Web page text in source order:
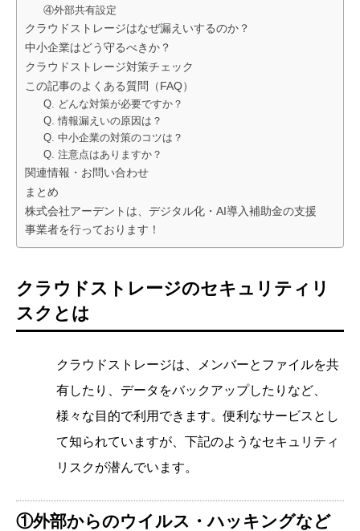
④外部共有設定
クラウドストレージはなぜ漏えいするのか？
中小企業はどう守るべきか？
クラウドストレージ対策チェック
この記事のよくある質問（FAQ）
Q. どんな対策が必要ですか？
Q. 情報漏えいの原因は？
Q. 中小企業の対策のコツは？
Q. 注意点はありますか？
関連情報・お問い合わせ
まとめ
株式会社アーデントは、デジタル化・AI導入補助金の支援
事業者を行っております！
クラウドストレージのセキュリティリ
スクとは
クラウドストレージは、メンバーとファイルを共
有したり、データをバックアップしたりなど、
様々な目的で利用できます。便利なサービスとし
て知られていますが、下記のようなセキュリティ
リスクが潜んでいます。
①外部からのウイルス・ハッキングなど